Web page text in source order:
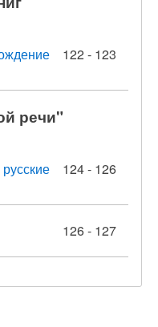
122 - 123
речи"
124 - 126
126 - 127